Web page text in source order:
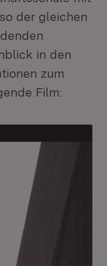
der gleichen
in den
zum
Film: